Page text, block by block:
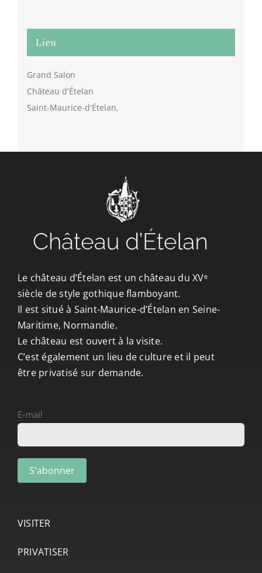
Lieu
Grand Salon
Château d'Ételan
Saint-Maurice-d'Ételan,
Le château d’Ételan est un château du XVᵉ
siècle de style gothique flamboyant.
Il est situé à Saint-Maurice-d’Ételan en Seine-
Maritime, Normandie.
Le château est ouvert à la visite.
C’est également un lieu de culture et il peut
être privatisé sur demande.
E-mail
VISITER
PRIVATISER